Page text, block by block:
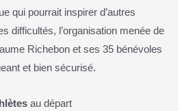
qui pourrait inspirer d’autres
difficultés, l’organisation menée de
Richebon et ses 35 bénévoles
et bien sécurisé.
au départ